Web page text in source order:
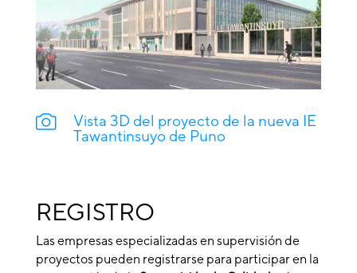
Vista 3D del proyecto de la nueva IE
Tawantinsuyo de Puno
REGISTRO
Las empresas especializadas en supervisión de
proyectos pueden registrarse para participar en la